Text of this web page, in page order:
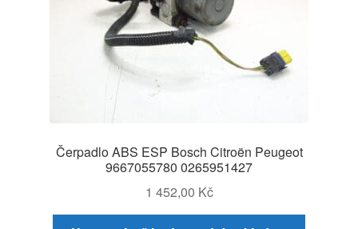
Čerpadlo ABS ESP Bosch Citroën Peugeot
9667055780 0265951427
1 452,00 Kč